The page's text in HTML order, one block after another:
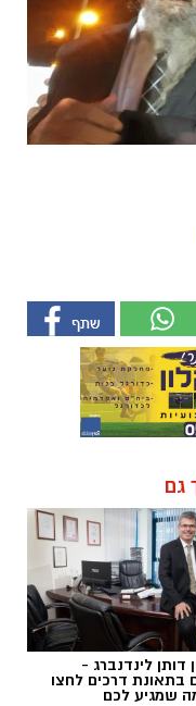
גם
דותן לינדנברג -
בתאונת דרכים לחצו
שמגיע לכם